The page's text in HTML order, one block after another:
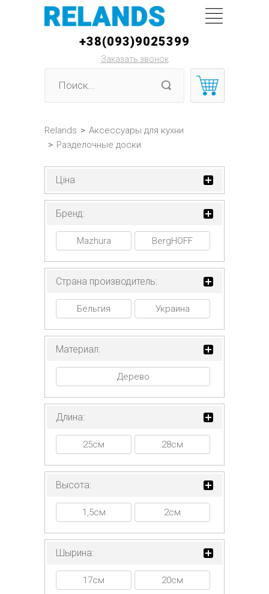
+38(093)9025399
Заказать звонок
Relands > Аксессуары для кухни
> Разделочные доски
Ціна
Бренд:
Mazhura BergHOFF
Страна производитель:
Бельгия Украина
Материал:
Дерево
Длина:
25см 28см
Высота:
1,5см 2см
Шырина:
17см 20см